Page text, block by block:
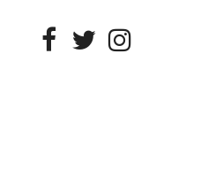
Facebook
TwitterInstagram